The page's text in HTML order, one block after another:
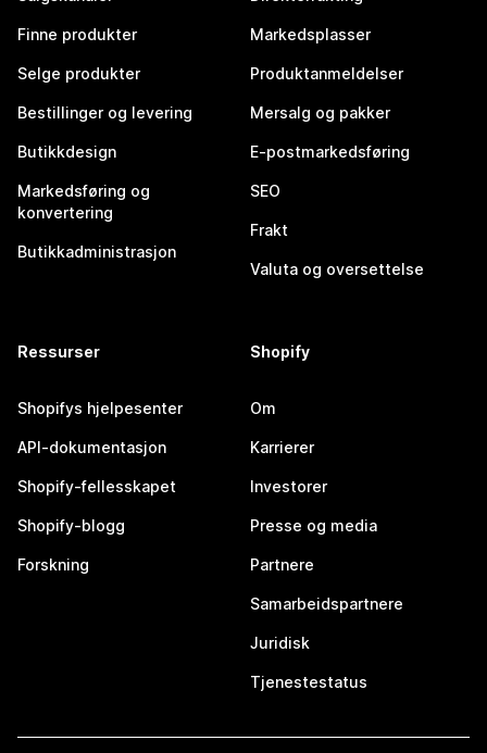
Finne produkter
Selge produkter
Bestillinger og levering
Butikkdesign
Markedsføring og
konvertering
Butikkadministrasjon
Markedsplasser
Produktanmeldelser
Mersalg og pakker
E-postmarkedsføring
SEO
Frakt
Valuta og oversettelse
Ressurser
Shopifys hjelpesenter
API-dokumentasjon
Shopify-fellesskapet
Shopify-blogg
Forskning
Shopify
Om
Karrierer
Investorer
Presse og media
Partnere
Samarbeidspartnere
Juridisk
Tjenestestatus